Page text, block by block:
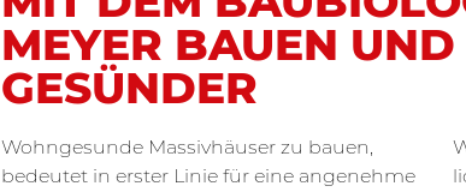
MEYER BAUEN
GESÜNDER
Wohngesunde Massivhäuser zu bauen,
bedeutet in erster Linie für eine angenehme
Wohnumfeld durch einen